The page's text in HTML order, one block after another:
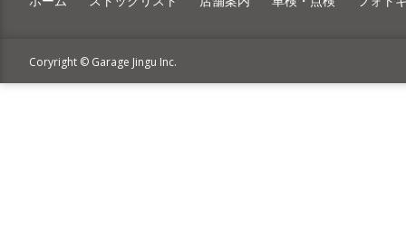
Coryright © Garage Jingu Inc.